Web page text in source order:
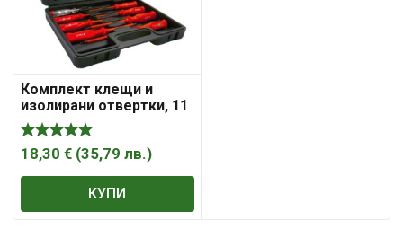
Комплект клещи и
изолирани отвертки, 11
части Troy 22303
18,30 € (35,79 лв.)
КУПИ